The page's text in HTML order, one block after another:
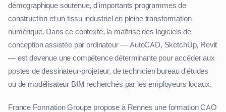
démographique soutenue, d'importants programmes de
construction et un tissu industriel en pleine transformation
numérique. Dans ce contexte, la maîtrise des logiciels de
conception assistée par ordinateur — AutoCAD, SketchUp, Revit
— est devenue une compétence déterminante pour accéder aux
postes de dessinateur-projeteur, de technicien bureau d'études
ou de modélisateur BIM recherchés par les employeurs locaux.
France Formation Groupe propose à Rennes une formation CAO